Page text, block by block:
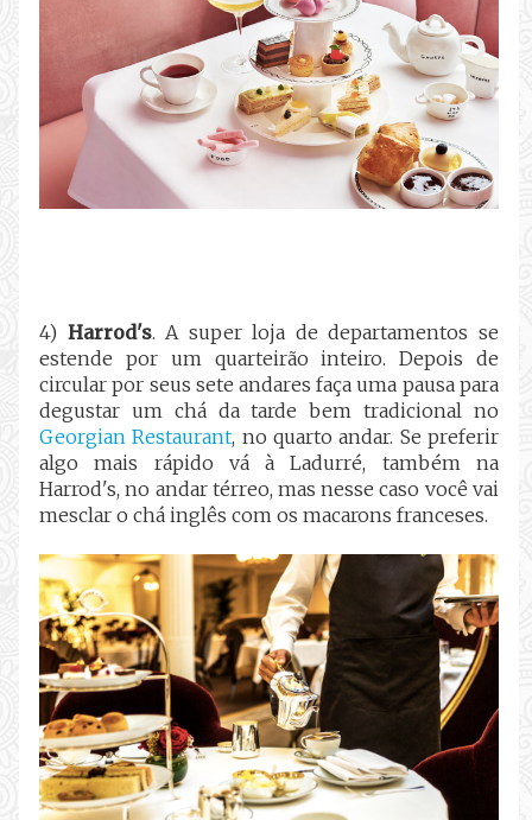
4) Harrod's. A super loja de departamentos se
estende por um quarteirão inteiro. Depois de
circular por seus sete andares faça uma pausa para
degustar um chá da tarde bem tradicional no
Georgian Restaurant, no quarto andar. Se preferir
algo mais rápido vá à Ladurré, também na
Harrod's, no andar térreo, mas nesse caso você vai
mesclar o chá inglês com os macarons franceses.